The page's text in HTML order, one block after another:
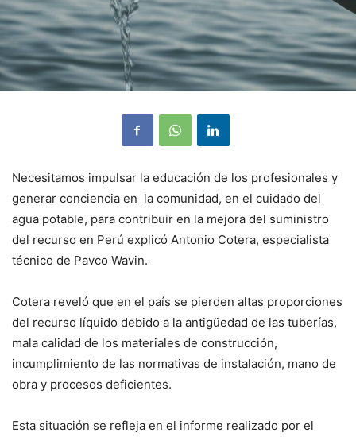
Necesitamos impulsar la educación de los profesionales y
generar conciencia en la comunidad, en el cuidado del
agua potable, para contribuir en la mejora del suministro
del recurso en Perú explicó Antonio Cotera, especialista
técnico de Pavco Wavin.
Cotera reveló que en el país se pierden altas proporciones
del recurso líquido debido a la antigüedad de las tuberías,
mala calidad de los materiales de construcción,
incumplimiento de las normativas de instalación, mano de
obra y procesos deficientes.
Esta situación se refleja en el informe realizado por el